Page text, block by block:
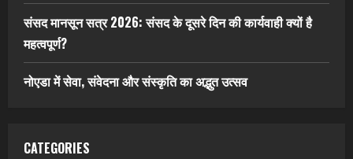
संसद मानसून सत्र 2026: संसद के दूसरे दिन की कार्यवाही क्यों है
महत्वपूर्ण?
नोएडा में सेवा, संवेदना और संस्कृति का अद्भुत उत्सव
CATEGORIES